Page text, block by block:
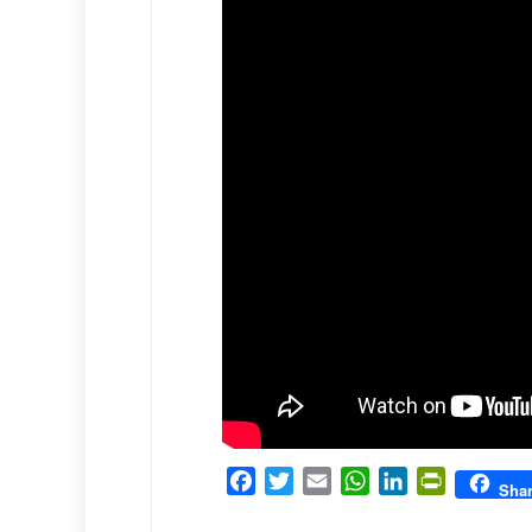
FacebookTwitterEmail WhatsApp
LinkedIn